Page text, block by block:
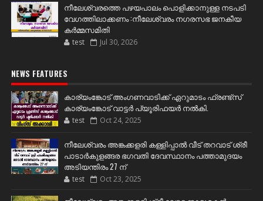
നീലേശ്വരത്തെ പഴയപാലം പൊളിക്കാനുള്ള നടപടി
വേഗത്തിലാക്കണം :നീലേശ്വരം നഗരസഭ ജനകീയ
കർമ്മസമിതി
test Jul 30, 2026
NEWS FEATURES
കാര്യംങ്കോട് അംഗണവാടിക്ക് ഏറുമാടം ഫ്രണ്ട്സ്
കാര്യംങ്കോട് വാട്ടർ പ്യൂരിഫയർ നൽകി.
test Oct 24, 2025
നീലേശ്വരം അങ്കക്കളരി കള്ളിപ്പാൽ വീട് തറവാട് ശ്രീ
പാടാർകുളങ്ങര ഭഗവതി ദേവസ്ഥാനം പത്താമുദയം
അടിയന്തിരം 27 ന്
test Oct 23, 2025